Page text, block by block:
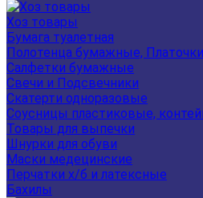
Хоз товары
Бумага туалетная
Полотенца бумажные,
Салфетки бумажные
Свечи и Подсвечники
Скатерти одноразовые
Соусницы пластиковые,
Товары для выпечки
Шнурки для обуви
Маски медецинские
Перчатки х/б и латексные
Бахилы